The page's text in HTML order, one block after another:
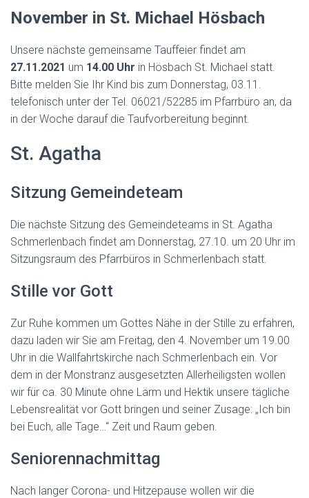
November in St. Michael Hösbach
Unsere nächste gemeinsame Tauffeier findet am
27.11.2021 um 14.00 Uhr in Hösbach St. Michael statt.
Bitte melden Sie Ihr Kind bis zum Donnerstag, 03.11.
telefonisch unter der Tel. 06021/52285 im Pfarrbüro an, da
in der Woche darauf die Taufvorbereitung beginnt.
St. Agatha
Sitzung Gemeindeteam
Die nächste Sitzung des Gemeindeteams in St. Agatha
Schmerlenbach findet am Donnerstag, 27.10. um 20 Uhr im
Sitzungsraum des Pfarrbüros in Schmerlenbach statt.
Stille vor Gott
Zur Ruhe kommen um Gottes Nähe in der Stille zu erfahren,
dazu laden wir Sie am Freitag, den 4. November um 19.00
Uhr in die Wallfahrtskirche nach Schmerlenbach ein. Vor
dem in der Monstranz ausgesetzten Allerheiligsten wollen
wir für ca. 30 Minute ohne Lärm und Hektik unsere tägliche
Lebensrealität vor Gott bringen und seiner Zusage: „Ich bin
bei Euch, alle Tage…“ Zeit und Raum geben.
Seniorennachmittag
Nach langer Corona- und Hitzepause wollen wir die